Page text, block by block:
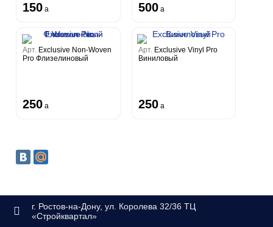
150 a 500 a
Арт. Exclusive Non-Woven
Pro Флизелиновый
250 a
Арт. Exclusive Vinyl Pro
Виниловый
250 a
г. Ростов-на-Дону, ул. Королева 32/36 ТЦ
«Стройквартал»